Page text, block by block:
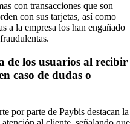
con transacciones que son
con sus tarjetas, así como
a la empresa los han engañado
de los usuarios al recibir
caso de dudas o
por parte de Paybis destacan la